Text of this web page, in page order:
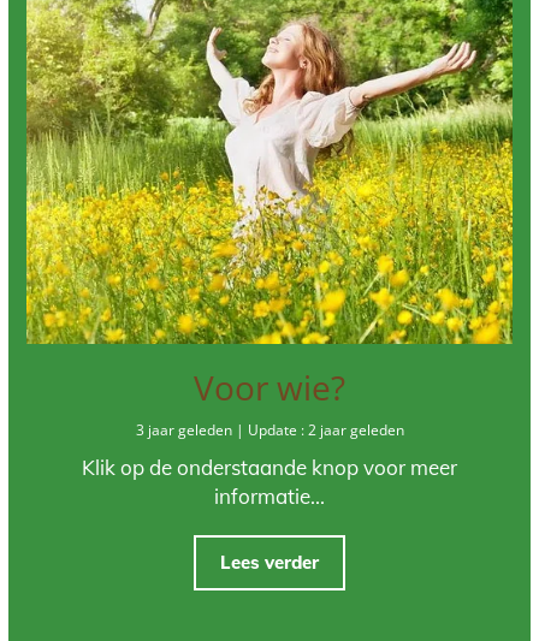
Voor wie?
3 jaar geleden | Update : 2 jaar geleden
Klik op de onderstaande knop voor meer
informatie...
Lees verder